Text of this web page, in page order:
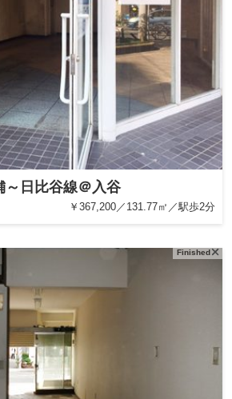
～日比谷線＠入谷
￥367,200／131.77㎡／駅歩2分
Finished